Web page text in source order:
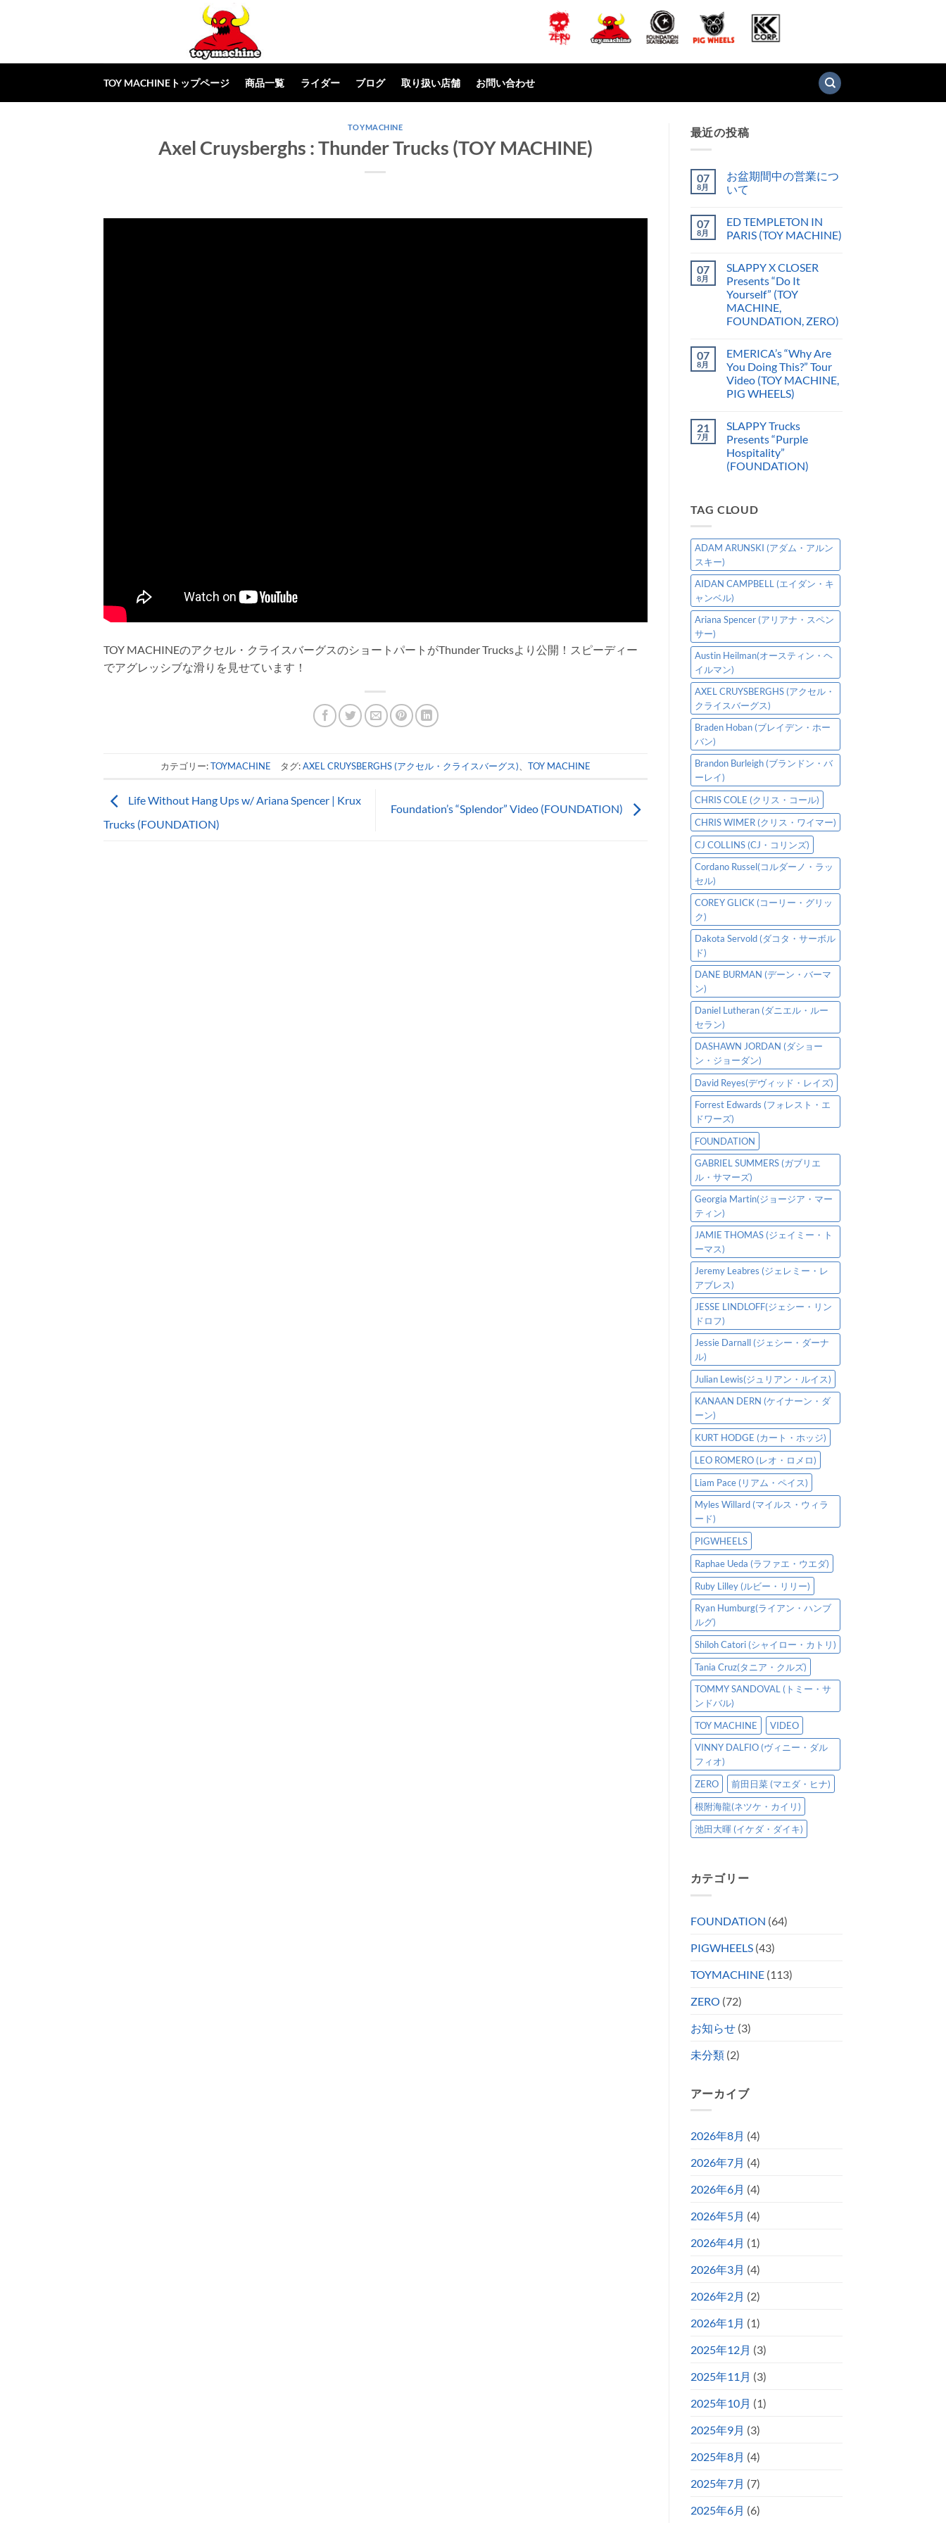
TOY MACHINEトップページ 商品一覧 ライダー ブログ 取り扱い店舗 お問い合わせ
TOYMACHINE
Axel Cruysberghs : Thunder Trucks (TOY MACHINE)
TOY MACHINEのアクセル・クライスバーグスのショートパートがThunder Trucksより公開！スピーディー
でアグレッシブな滑りを見せています！
カテゴリー:TOYMACHINE タグ:AXEL CRUYSBERGHS (アクセル・クライスバーグス) TOY MACHINE
Life Without Hang Ups w/ Ariana Spencer | Krux
Trucks (FOUNDATION)
Foundation’s “Splendor” Video (FOUNDATION)
最近の投稿
07
8月
お盆期間中の営業につ
いて
07
8月
ED TEMPLETON IN
PARIS (TOY MACHINE)
07
8月
SLAPPY X CLOSER
Presents “Do It
Yourself” (TOY
MACHINE,
FOUNDATION, ZERO)
07
8月
EMERICA’s “Why Are
You Doing This?” Tour
Video (TOY MACHINE,
PIG WHEELS)
21
7月
SLAPPY Trucks
Presents “Purple
Hospitality”
(FOUNDATION)
TAG CLOUD
ADAM ARUNSKI (アダム・アルン
スキー)
AIDAN CAMPBELL (エイダン・キ
ャンベル)
Ariana Spencer (アリアナ・スペン
サー)
Austin Heilman(オースティン・ヘ
イルマン)
AXEL CRUYSBERGHS (アクセル・
クライスバーグス)
Braden Hoban (ブレイデン・ホー
バン)
Brandon Burleigh (ブランドン・バ
ーレイ)
CHRIS COLE (クリス・コール)
CHRIS WIMER (クリス・ワイマー)
CJ COLLINS (CJ・コリンズ)
Cordano Russel(コルダーノ・ラッ
セル)
COREY GLICK (コーリー・グリッ
ク)
Dakota Servold (ダコタ・サーボル
ド)
DANE BURMAN (デーン・バーマ
ン)
Daniel Lutheran (ダニエル・ルー
セラン)
DASHAWN JORDAN (ダショー
ン・ジョーダン)
David Reyes(デヴィッド・レイズ)
Forrest Edwards (フォレスト・エ
ドワーズ)
FOUNDATION
GABRIEL SUMMERS (ガブリエ
ル・サマーズ)
Georgia Martin(ジョージア・マー
ティン)
JAMIE THOMAS (ジェイミー・ト
ーマス)
Jeremy Leabres (ジェレミー・レ
アブレス)
JESSE LINDLOFF(ジェシー・リン
ドロフ)
Jessie Darnall (ジェシー・ダーナ
ル)
Julian Lewis(ジュリアン・ルイス)
KANAAN DERN (ケイナーン・ダ
ーン)
KURT HODGE (カート・ホッジ)
LEO ROMERO (レオ・ロメロ)
Liam Pace (リアム・ペイス)
Myles Willard (マイルス・ウィラ
ード)
PIGWHEELS
Raphae Ueda (ラファエ・ウエダ)
Ruby Lilley (ルビー・リリー)
Ryan Humburg(ライアン・ハンブ
ルグ)
Shiloh Catori (シャイロー・カトリ)
Tania Cruz(タニア・クルズ)
TOMMY SANDOVAL (トミー・サ
ンドバル)
TOY MACHINE
VIDEO
VINNY DALFIO (ヴィニー・ダル
フィオ)
ZERO
前田日菜 (マエダ・ヒナ)
根附海龍(ネツケ・カイリ)
池田大暉 (イケダ・ダイキ)
カテゴリー
FOUNDATION (64)
PIGWHEELS(43)
TOYMACHINE(113)
ZERO (72)
お知らせ(3)
未分類(2)
アーカイブ
2026年8月 (4)
2026年7月 (4)
2026年6月 (4)
2026年5月 (4)
2026年4月 (1)
2026年3月 (4)
2026年2月 (2)
2026年1月 (1)
2025年12月 (3)
2025年11月 (3)
2025年10月 (1)
2025年9月 (3)
2025年8月 (4)
2025年7月 (7)
2025年6月 (6)